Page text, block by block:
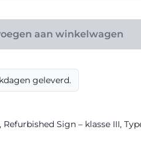
aan winkelwagen
geleverd.
, Refurbished Sign – klasse III,